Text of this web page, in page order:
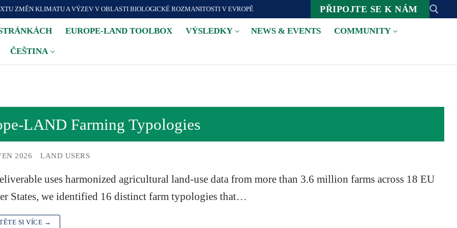
ZMĚN KLIMATU A VÝZEV V OBLASTI BIOLOGICKÉ ROZMANITOSTI V EVROPĚ PŘIPOJTE SE K NÁM
EUROPE-LAND TOOLBOX VÝSLEDKY NEWS & EVENTS COMMUNITY
ČEŠTINA
LAND Farming Typologies
2026 LAND USERS
uses harmonized agricultural land-use data from more than 3.6 million farms across 18 EU
States, we identified 16 distinct farm typologies that…
SI VÍCE →